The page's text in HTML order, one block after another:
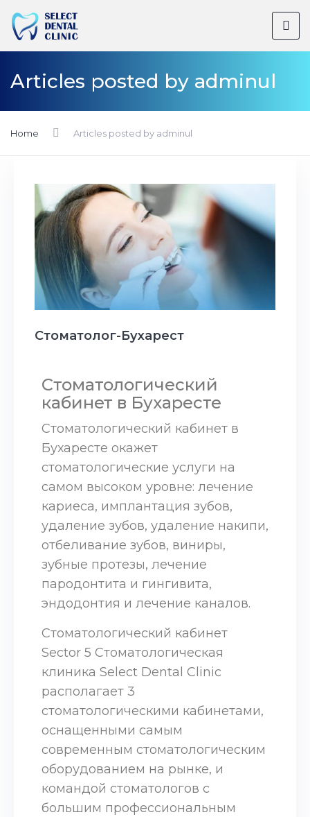
Articles posted by adminul
Home Articles posted by adminul
Стоматолог-Бухарест
Стоматологический
кабинет в Бухаресте
Стоматологический кабинет в
Бухаресте окажет
стоматологические услуги на
самом высоком уровне: лечение
кариеса, имплантация зубов,
удаление зубов, удаление накипи,
отбеливание зубов, виниры,
зубные протезы, лечение
пародонтита и гингивита,
эндодонтия и лечение каналов.
Стоматологический кабинет
Sector 5 Стоматологическая
клиника Select Dental Clinic
располагает 3
стоматологическими кабинетами,
оснащенными самым
современным стоматологическим
оборудованием на рынке, и
командой стоматологов с
большим профессиональным